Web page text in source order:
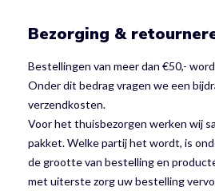
Bezorging &
Bestellingen van meer dan €50,-
Onder dit bedrag vragen we een
verzendkosten.
Voor het thuisbezorgen werken wij
pakket. Welke partij het wordt, is
de grootte van bestelling en
met uiterste zorg uw bestelling